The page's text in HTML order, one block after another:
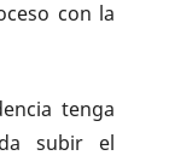
con la
tenga
subir el